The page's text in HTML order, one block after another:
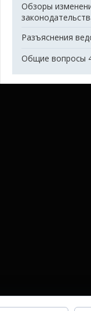
Обзоры
Разъяснения
Общие вопросы